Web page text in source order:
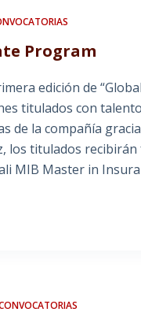
Program
edición de
titulados con
de la compañía
los titulados
MIB Master in